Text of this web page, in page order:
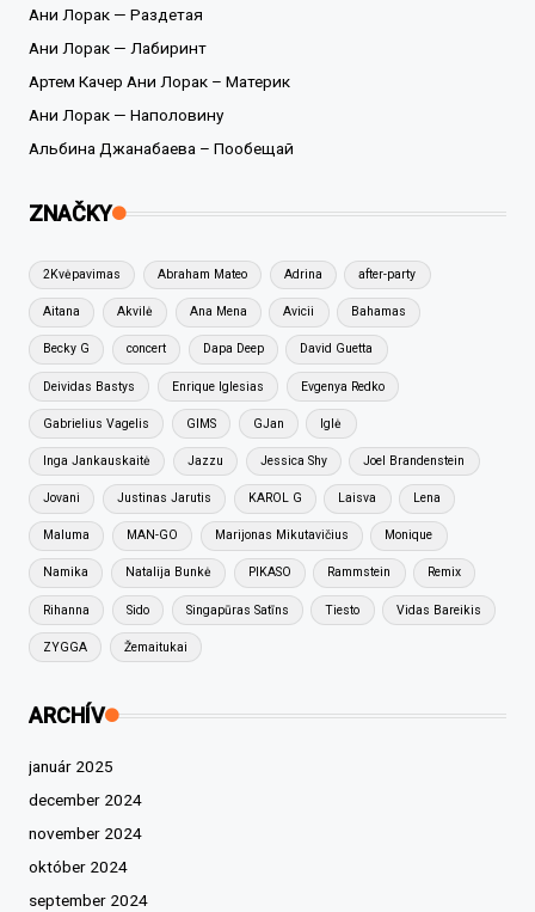
Ани Лорак — Раздетая
Ани Лорак — Лабиринт
Артем Качер Ани Лорак – Материк
Ани Лорак — Наполовину
Альбина Джанабаева – Пообещай
ZNAČKY
2Kvėpavimas Abraham Mateo Adrina after-party
Aitana Akvilė Ana Mena Avicii Bahamas
Becky G concert Dapa Deep David Guetta
Deividas Bastys Enrique Iglesias Evgenya Redko
Gabrielius Vagelis GIMS GJan Iglė
Inga Jankauskaitė Jazzu Jessica Shy Joel Brandenstein
Jovani Justinas Jarutis KAROL G Laisva Lena
Maluma MAN-GO Marijonas Mikutavičius Monique
Namika Natalija Bunkė PIKASO Rammstein Remix
Rihanna Sido Singapūras Satīns Tiesto Vidas Bareikis
ZYGGA Žemaitukai
ARCHÍV
január 2025
december 2024
november 2024
október 2024
september 2024